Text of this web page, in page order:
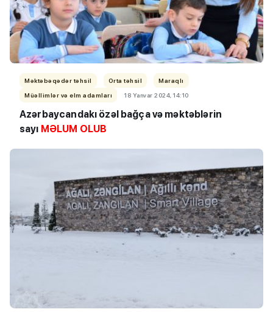
Məktəbəqədər təhsil Orta təhsil
Maraqlı
Müəllimlər və elm adamları
18 Yanvar 2024, 14:10
Azərbaycandakı özəl bağça və məktəblərin
sayı MƏLUM OLUB